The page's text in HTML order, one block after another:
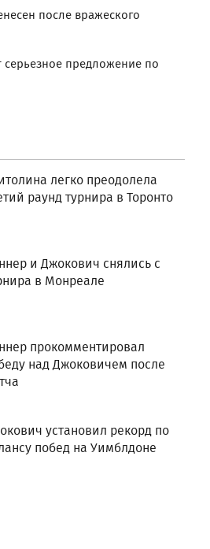
после вражеского
серьезное предложение по
легко преодолела
раунд турнира в Торонто
и Джокович снялись с
в Монреале
прокомментировал
над Джоковичем после
установил рекорд по
побед на Уимблдоне